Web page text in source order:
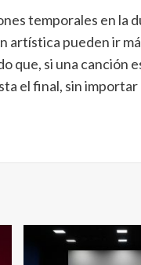
temporales en la
artística pueden ir
que, si una canción
el final, sin